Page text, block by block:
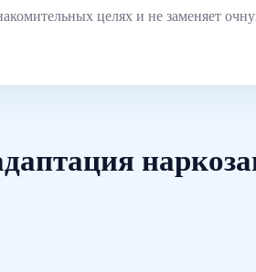
целях и не заменяет